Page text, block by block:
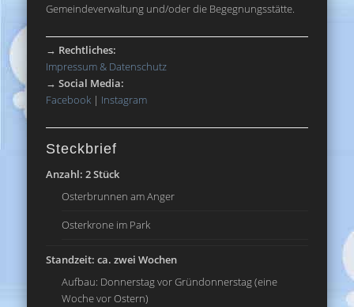
Gemeindeverwaltung und/oder die Begegnungsstätte.
→ Rechtliches:
Impressum & Datenschutz
→Social Media:
Facebook | Instagram
Steckbrief
Anzahl: 2 Stück
Osterbrunnen am Anger
Osterkrone im Park
Standzeit: ca. zwei Wochen
Aufbau: Donnerstag vor Gründonnerstag (eine
Woche vor Ostern)